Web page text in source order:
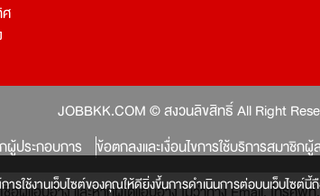
รใช้งานเว็บไซต์ของคุณให้ดียิ่งขึ้นการดำเนินการต่อบนเว็บไซต์
JOBBKK.COM © สงวนลิขสิทธิ์ All Right
ผู้ประกอบการ
ข้อตกลงและเงื่อนไขการใช้บริการสมาชิก